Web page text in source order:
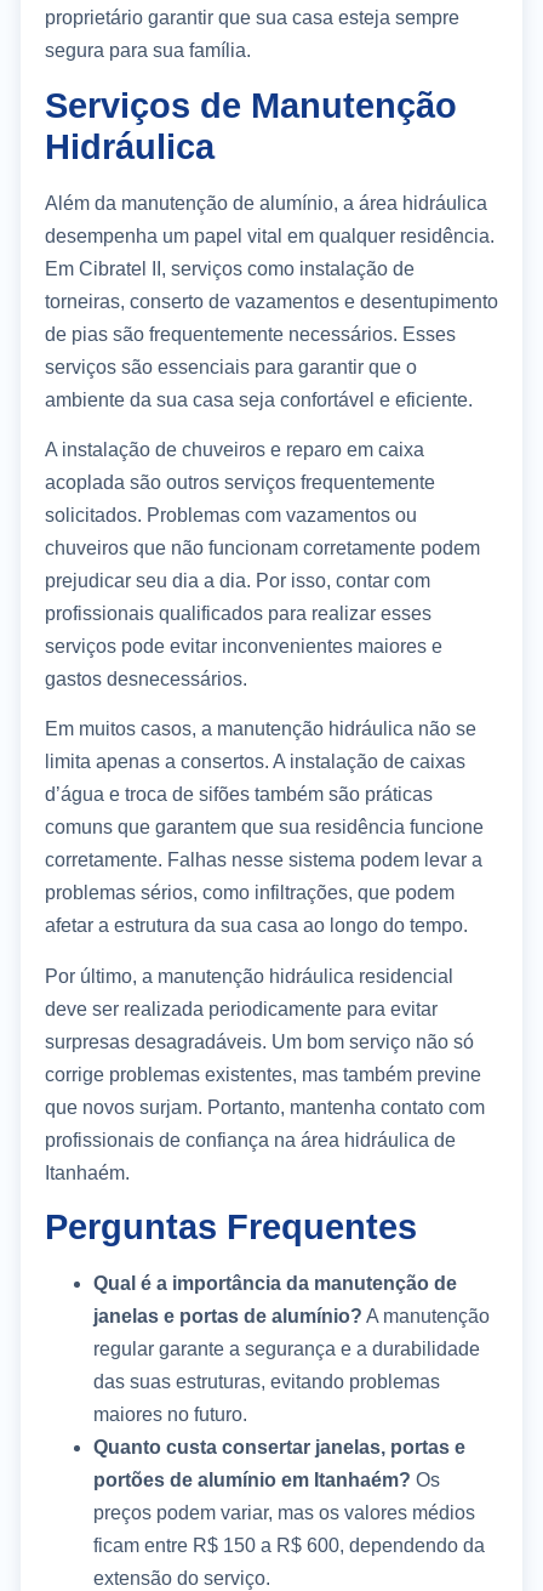
proprietário garantir que sua casa esteja sempre
segura para sua família.
Serviços de Manutenção
Hidráulica
Além da manutenção de alumínio, a área hidráulica
desempenha um papel vital em qualquer residência.
Em Cibratel II, serviços como instalação de
torneiras, conserto de vazamentos e desentupimento
de pias são frequentemente necessários. Esses
serviços são essenciais para garantir que o
ambiente da sua casa seja confortável e eficiente.
A instalação de chuveiros e reparo em caixa
acoplada são outros serviços frequentemente
solicitados. Problemas com vazamentos ou
chuveiros que não funcionam corretamente podem
prejudicar seu dia a dia. Por isso, contar com
profissionais qualificados para realizar esses
serviços pode evitar inconvenientes maiores e
gastos desnecessários.
Em muitos casos, a manutenção hidráulica não se
limita apenas a consertos. A instalação de caixas
d’água e troca de sifões também são práticas
comuns que garantem que sua residência funcione
corretamente. Falhas nesse sistema podem levar a
problemas sérios, como infiltrações, que podem
afetar a estrutura da sua casa ao longo do tempo.
Por último, a manutenção hidráulica residencial
deve ser realizada periodicamente para evitar
surpresas desagradáveis. Um bom serviço não só
corrige problemas existentes, mas também previne
que novos surjam. Portanto, mantenha contato com
profissionais de confiança na área hidráulica de
Itanhaém.
Perguntas Frequentes
Qual é a importância da manutenção de
janelas e portas de alumínio? A manutenção
regular garante a segurança e a durabilidade
das suas estruturas, evitando problemas
maiores no futuro.
Quanto custa consertar janelas, portas e
portões de alumínio em Itanhaém? Os
preços podem variar, mas os valores médios
ficam entre R$ 150 a R$ 600, dependendo da
extensão do serviço.